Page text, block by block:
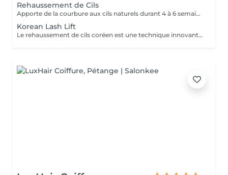
Rehaussement de Cils
Apporte de la courbure aux cils naturels durant 4 à 6 semaines.
Korean Lash Lift
Le rehaussement de cils coréen est une technique innovante qui permet de courber les cils naturels dès la racine. Contrairement aux méthodes classiques, il utilise une formule douce à base de Cystéamine, sans colle, ce qui idéal pour les cils fragiles ou les yeux sensibles. Entre les deux étapes, un soin des cils est réalisé pour nourrir les cils en profondeur. Choisissez l'option avec coloration pour un effet plus marqué et profond.